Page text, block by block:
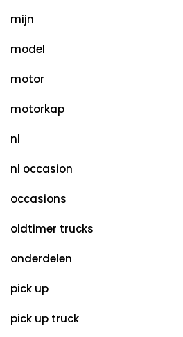
mijn
model
motor
motorkap
nl
nl occasion
occasions
oldtimer trucks
onderdelen
pick up
pick up truck